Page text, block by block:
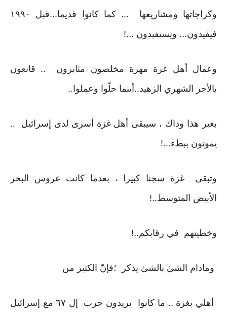
وكراجاتها ومشاريعها ... كما كانوا قديما...قبل ١٩٩٠
فيفيدون... ويستفيدون ...!
وعمال أهل غزة مهرة مخلصون مثابرون .. قانعون
بالأجر الشهري الزهيد..أينما حلّوا وعملوا..
بغير هذا وذاك ، سيبقى أهل غزة أسرى لدى إسرائيل ..
يموتون ببطء...!
وتبقى غزة سجنا كبيرا ، بعدما كانت عروس البحر
الأبيض المتوسط..!
وخطيتهم في رقابكم..!
ومادام الشئ بالشئ يذكر ؛فإنّ الكثير من
أهلي بغزة .. ما كانوا يريدون حرب إل ٦٧ مع إسرائيل